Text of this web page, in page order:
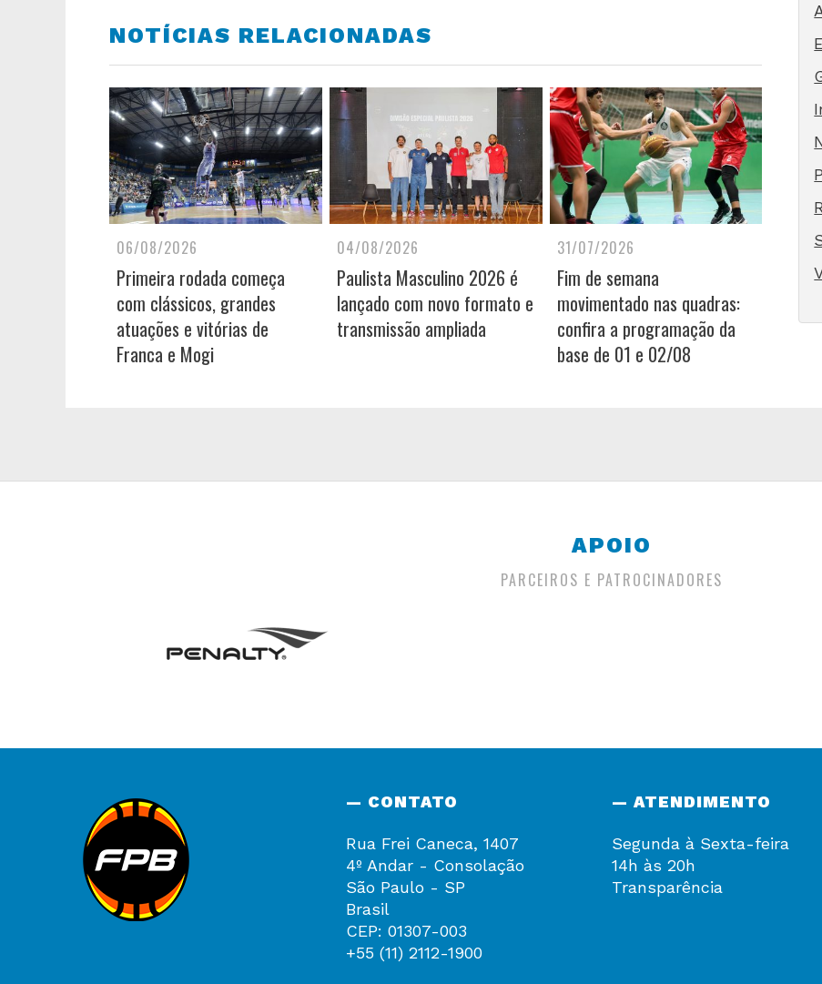
NOTÍCIAS RELACIONADAS
06/08/2026
Primeira rodada começa
com clássicos, grandes
atuações e vitórias de
Franca e Mogi
04/08/2026
Paulista Masculino 2026 é
lançado com novo formato e
transmissão ampliada
31/07/2026
Fim de semana
movimentado nas quadras:
confira a programação da
base de 01 e 02/08
APOIO
PARCEIROS E PATROCINADORES
— CONTATO
Rua Frei Caneca, 1407
4º Andar - Consolação
São Paulo - SP
Brasil
CEP: 01307-003
+55 (11) 2112-1900
— ATENDIMENTO
Segunda à Sexta-feira
14h às 20h
Transparência